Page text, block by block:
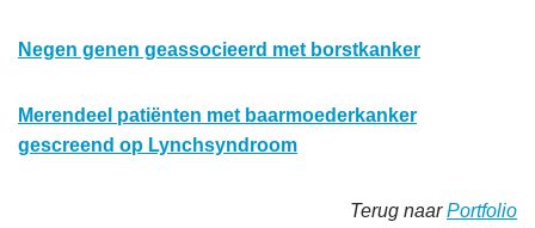
Negen genen geassocieerd met borstkanker
Merendeel patiënten met baarmoederkanker
gescreend op Lynchsyndroom
Terug naarPortfolio